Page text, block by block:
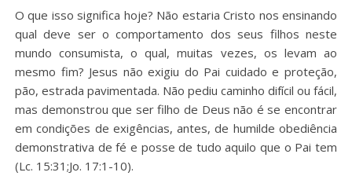
O que isso significa hoje? Não estaria Cristo nos ensinando
qual deve ser o comportamento dos seus filhos neste
mundo consumista, o qual, muitas vezes, os levam ao
mesmo fim? Jesus não exigiu do Pai cuidado e proteção,
pão, estrada pavimentada. Não pediu caminho difícil ou fácil,
mas demonstrou que ser filho de Deus não é se encontrar
em condições de exigências, antes, de humilde obediência
demonstrativa de fé e posse de tudo aquilo que o Pai tem
(Lc. 15:31;Jo. 17:1-10).